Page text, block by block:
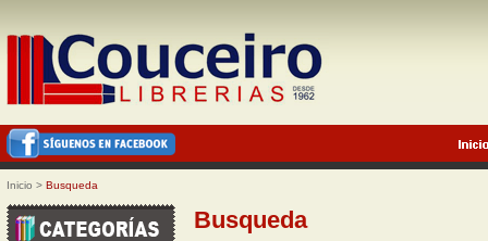
Inicio > Busqueda
Busqueda